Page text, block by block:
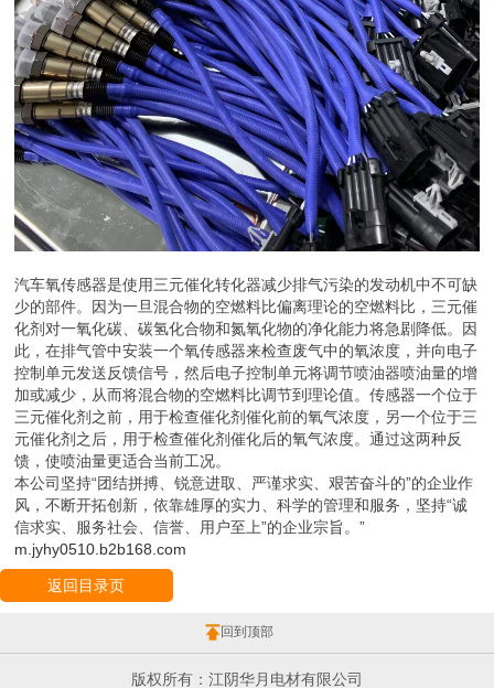
汽车氧传感器是使用三元催化转化器减少排气污染的发动机中不可缺
少的部件。因为一旦混合物的空燃料比偏离理论的空燃料比，三元催
化剂对一氧化碳、碳氢化合物和氮氧化物的净化能力将急剧降低。因
此，在排气管中安装一个氧传感器来检查废气中的氧浓度，并向电子
控制单元发送反馈信号，然后电子控制单元将调节喷油器喷油量的增
加或减少，从而将混合物的空燃料比调节到理论值。传感器一个位于
三元催化剂之前，用于检查催化剂催化前的氧气浓度，另一个位于三
元催化剂之后，用于检查催化剂催化后的氧气浓度。通过这两种反
馈，使喷油量更适合当前工况。
本公司坚持“团结拼搏、锐意进取、严谨求实、艰苦奋斗的”的企业作
风，不断开拓创新，依靠雄厚的实力、科学的管理和服务，坚持“诚
信求实、服务社会、信誉、用户至上”的企业宗旨。”
m.jyhy0510.b2b168.com
返回目录页
回到顶部
版权所有：江阴华月电材有限公司